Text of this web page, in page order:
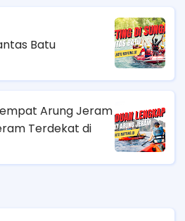
Batu
Arung Jeram
Terdekat di